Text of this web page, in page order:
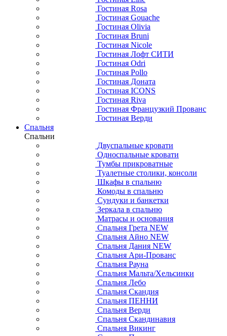
Гостиная Rosa
Гостиная Gouache
Гостиная Olivia
Гостиная Bruni
Гостиная Nicole
Гостиная Лофт СИТИ
Гостиная Odri
Гостиная Pollo
Гостиная Доната
Гостиная ICONS
Гостиная Riva
Гостиная Французкий Прованс
Гостиная Верди
Спальня
Спальни
Двуспальные кровати
Односпальные кровати
Тумбы прикроватные
Туалетные столики, консоли
Шкафы в спальню
Комоды в спальню
Сундуки и банкетки
Зеркала в спальню
Матрасы и основания
Спальня Грета NEW
Спальня Айно NEW
Спальня Дания NEW
Спальня Ари-Прованс
Спальня Рауна
Спальня Мальта/Хельсинки
Спальня Лебо
Спальня Скандия
Спальня ПЕННИ
Спальня Верди
Спальня Скандинавия
Спальня Викинг